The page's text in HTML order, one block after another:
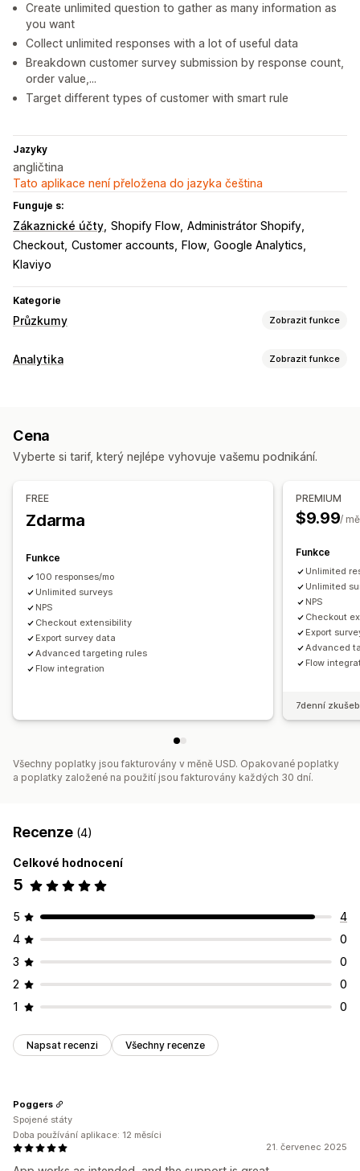
Create unlimited question to gather as many information as
you want
Collect unlimited responses with a lot of useful data
Breakdown customer survey submission by response count,
order value,...
Target different types of customer with smart rule
Jazyky
angličtina
Tato aplikace není přeložena do jazyka čeština
Funguje s:
Zákaznické účty Shopify Flow Administrátor Shopify
Checkout Customer accounts Flow Google Analytics
Klaviyo
Kategorie
Průzkumy Zobrazit funkce
Přizpůsobení formuláře
Typy průzkumů
Spokojenost zákazníků Průzkum trhu
Ponákupní
Správa odeslaných příspěvků
Analytika Zobrazit funkce
Analýza zákaznických segmentů
Vizuály a výkazy
Cena
Vyberte si tarif, který nejlépe vyhovuje vašemu podnikání.
FREE
Zdarma
Funkce
100 responses/mo
Unlimited surveys
NPS
Checkout extensibility
Export survey data
Advanced targeting rules
Flow integration
PREMIUM
$9.99/
Funkce
Unlimited
Unlimited
NPS
Checkout
Export
Advanced
Flow
7denní
Všechny poplatky jsou fakturovány v měně USD. Opakované poplatky
a poplatky založené na použití jsou fakturovány každých 30 dní.
Recenze (4)
Celkové hodnocení
5
5
4
4
0
3
0
2
0
1
0
Napsat recenzi Všechny recenze
21. červenec 2025
Poggers
Spojené státy
Doba používání aplikace: 12 měsíci